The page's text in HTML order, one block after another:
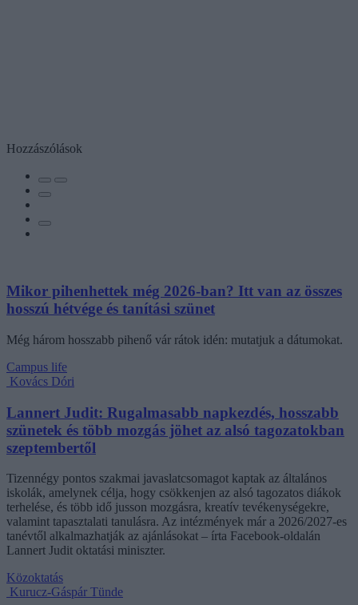
Hozzászólások
Mikor pihenhettek még 2026-ban? Itt van az összes
hosszú hétvége és tanítási szünet
Még három hosszabb pihenő vár rátok idén: mutatjuk a dátumokat.
Campus life
Kovács Dóri
Lannert Judit: Rugalmasabb napkezdés, hosszabb
szünetek és több mozgás jöhet az alsó tagozatokban
szeptembertől
Tizennégy pontos szakmai javaslatcsomagot kaptak az általános
iskolák, amelynek célja, hogy csökkenjen az alsó tagozatos diákok
terhelése, és több idő jusson mozgásra, kreatív tevékenységekre,
valamint tapasztalati tanulásra. Az intézmények már a 2026/2027-es
tanévtől alkalmazhatják az ajánlásokat – írta Facebook-oldalán
Lannert Judit oktatási miniszter.
Közoktatás
Kurucz-Gáspár Tünde